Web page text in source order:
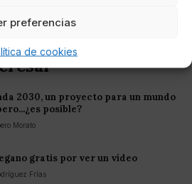
preferencias
de cookies
2030, un proyecto para un mundo
posible?
Morato
gratis por ver un vídeo
Frías